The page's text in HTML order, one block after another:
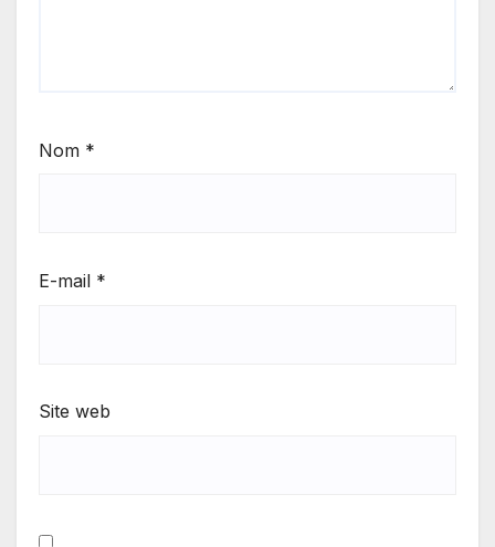
Nom *
E-mail *
Site web